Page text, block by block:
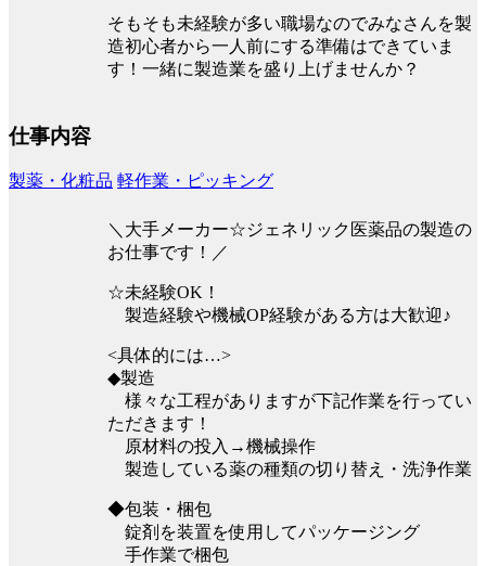
そもそも未経験が多い職場なのでみなさんを製
造初心者から一人前にする準備はできていま
す！一緒に製造業を盛り上げませんか？
仕事内容
製薬・化粧品 軽作業・ピッキング
＼大手メーカー☆ジェネリック医薬品の製造の
お仕事です！／
☆未経験OK！
製造経験や機械OP経験がある方は大歓迎♪
<具体的には…>
◆製造
様々な工程がありますが下記作業を行ってい
ただきます！
原材料の投入→機械操作
製造している薬の種類の切り替え・洗浄作業
◆包装・梱包
錠剤を装置を使用してパッケージング
手作業で梱包